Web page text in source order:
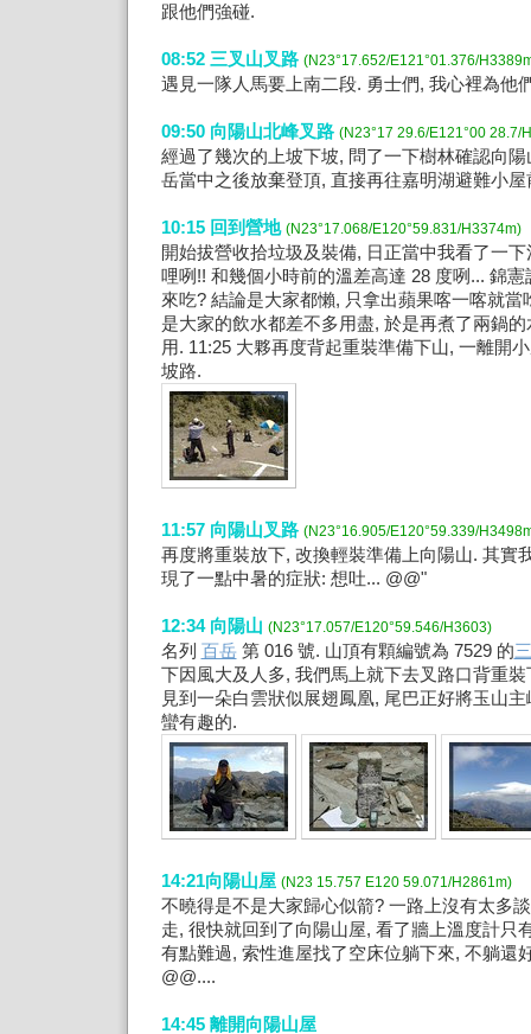
跟他們強碰.
08:52 三叉山叉路 (N23°17.652/E121°01.376/
遇見一隊人馬要上南二段. 勇士們, 我心裡為他
09:50 向陽山北峰叉路 (N23°17 29.6/E121°00 28.7/
經過了幾次的上坡下坡, 問了一下樹林確認向
岳當中之後放棄登頂, 直接再往嘉明湖避難小屋
10:15 回到營地 (N23°17.068/E120°59.831/H3374m)
開始拔營收拾垃圾及裝備, 日正當中我看了一下
哩咧!! 和幾個小時前的溫差高達 28 度咧... 錦
來吃? 結論是大家都懶, 只拿出蘋果喀一喀就當
是大家的飲水都差不多用盡, 於是再煮了兩鍋
用. 11:25 大夥再度背起重裝準備下山, 一離開
坡路.
11:57 向陽山叉路 (N23°16.905/E120°59.339/
再度將重裝放下, 改換輕裝準備上向陽山. 其實
現了一點中暑的症狀: 想吐... @@"
12:34 向陽山 (N23°17.057/E120°59.546/H3603)
名列 百岳第 016 號. 山頂有顆編號為 7529 的
下因風大及人多, 我們馬上就下去叉路口背重
見到一朵白雲狀似展翅鳳凰, 尾巴正好將玉山
蠻有趣的.
14:21向陽山屋 (N23 15.757 E120 59.071/H2861m)
不曉得是不是大家歸心似箭? 一路上沒有太多
走, 很快就回到了向陽山屋, 看了牆上溫度計只
有點難過, 索性進屋找了空床位躺下來, 不躺還
@@....
14:45 離開向陽山屋